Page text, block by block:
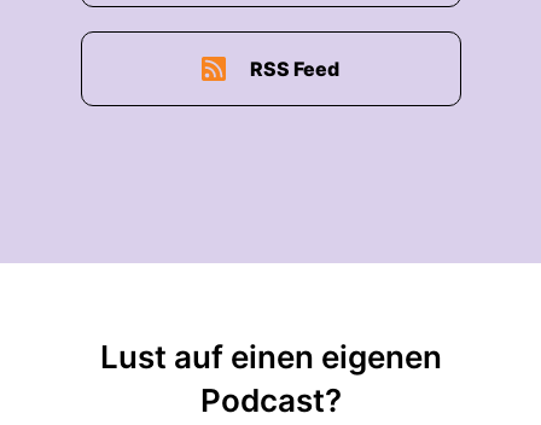
RSS Feed
Lust auf einen eigenen
Podcast?